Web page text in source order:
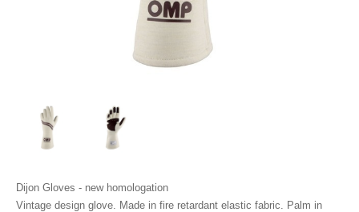
Dijon Gloves - new homologation
Vintage design glove. Made in fire retardant elastic fabric. Palm in